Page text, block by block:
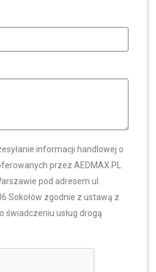
informacji handlowej o
przez AEDMAX.PL
pod adresem ul.
Sokołów zgodnie z ustawą z
świadczeniu usług drogą